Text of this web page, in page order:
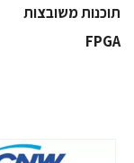
‫תוכנות משובצות‬
‫‪FPGA‬‬